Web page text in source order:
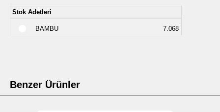
Stok Adetleri
BAMBU 7.068
Benzer Ürünler